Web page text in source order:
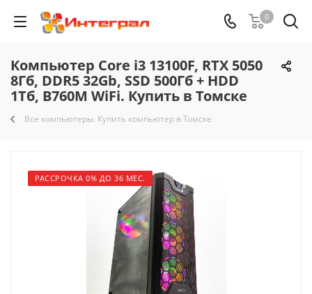
0
Компьютер Core i3 13100F, RTX 5050
8Гб, DDR5 32Gb, SSD 500Гб + HDD
1Тб, B760M WiFi. Купить в Томске
Все компьютеры. Купить компьютер в Томске
РАССРОЧКА 0% ДО 36 МЕС.